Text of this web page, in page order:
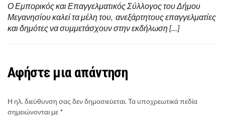
Ο Εμπορικός και Επαγγελματικός Σύλλογος του Δήμου
Μεγανησίου καλεί τα μέλη του, ανεξάρτητους επαγγελματίες
και δημότες να συμμετάσχουν στην εκδήλωση […]
Αφήστε μια απάντηση
Η ηλ. διεύθυνση σας δεν δημοσιεύεται.Τα υποχρεωτικά πεδία
σημειώνονται με *